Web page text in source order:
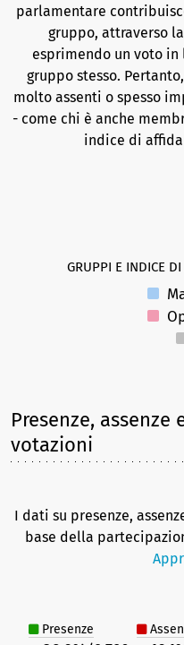
parlamentare
gruppo, attraverso
esprimendo un voto in
gruppo stesso.
molto assenti o spesso
- come chi è anche
indice di
GRUPPI E INDICE
Presenze,
votazioni
I dati su presenze,
base della
Presenze